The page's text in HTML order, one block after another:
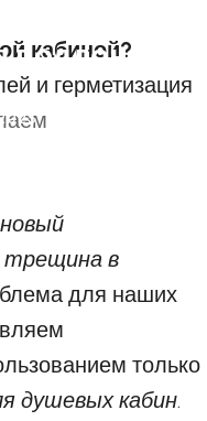
поддона
кабиной?
и герметизация
трещина в
для наших
только
душевых кабин.